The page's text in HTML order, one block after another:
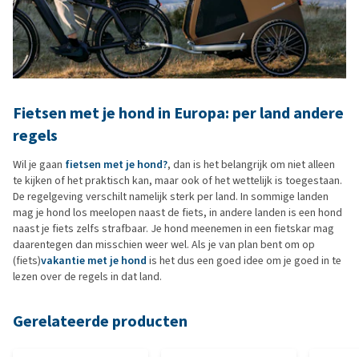
Fietsen met je hond in Europa: per land andere
regels
Wil je gaan fietsen met je hond?, dan is het belangrijk om niet alleen
te kijken of het praktisch kan, maar ook of het wettelijk is toegestaan.
De regelgeving verschilt namelijk sterk per land. In sommige landen
mag je hond los meelopen naast de fiets, in andere landen is een hond
naast je fiets zelfs strafbaar. Je hond meenemen in een fietskar mag
daarentegen dan misschien weer wel. Als je van plan bent om op
(fiets)vakantie met je hond is het dus een goed idee om je goed in te
lezen over de regels in dat land.
Gerelateerde producten